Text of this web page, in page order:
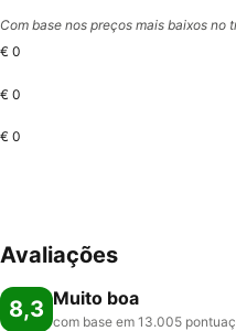
Com base nos preços mais baixos
€ 0
€ 0
€ 0
Avaliações
8,3 Muito boa
com base em 13.005